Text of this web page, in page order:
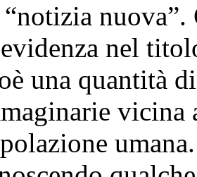
“notizia nuova”.
nel
una quantità
vicina